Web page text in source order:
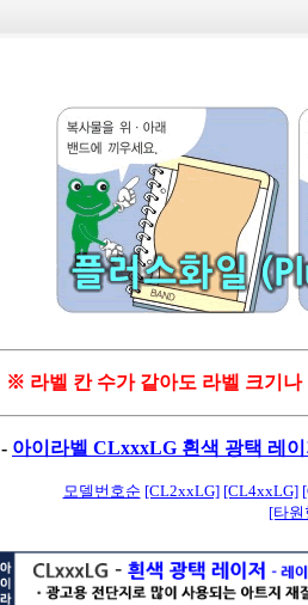
※ 라벨 칸 수가 같아도 라벨 크기나
- 아이라벨 CLxxxLG 흰색 광택 레
모델번호순 [CL2xxLG] [CL4xxLG]
[타